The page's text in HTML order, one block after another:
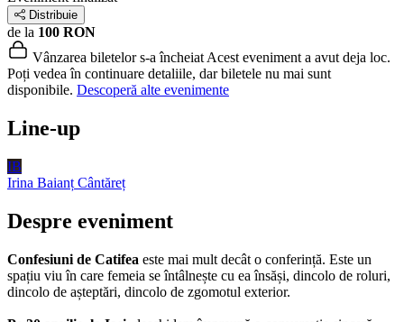
Distribuie
de la 100 RON
Vânzarea biletelor s-a încheiat Acest eveniment a avut deja loc.
Poți vedea în continuare detaliile, dar biletele nu mai sunt
disponibile. Descoperă alte evenimente
Line-up
IB
Irina Baianț Cântăreț
Despre eveniment
Confesiuni de Catifea este mai mult decât o conferință. Este un
spațiu viu în care femeia se întâlnește cu ea însăși, dincolo de roluri,
dincolo de așteptări, dincolo de zgomotul exterior.